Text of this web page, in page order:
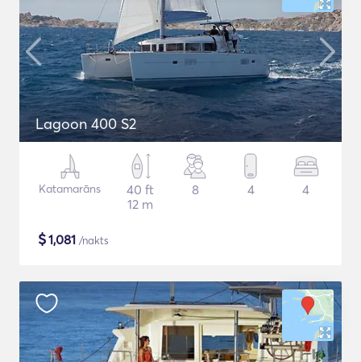
Lagoon 400 S2
Katamarāns
40 ft
12 m
8 4 4
$1,081 /nakts